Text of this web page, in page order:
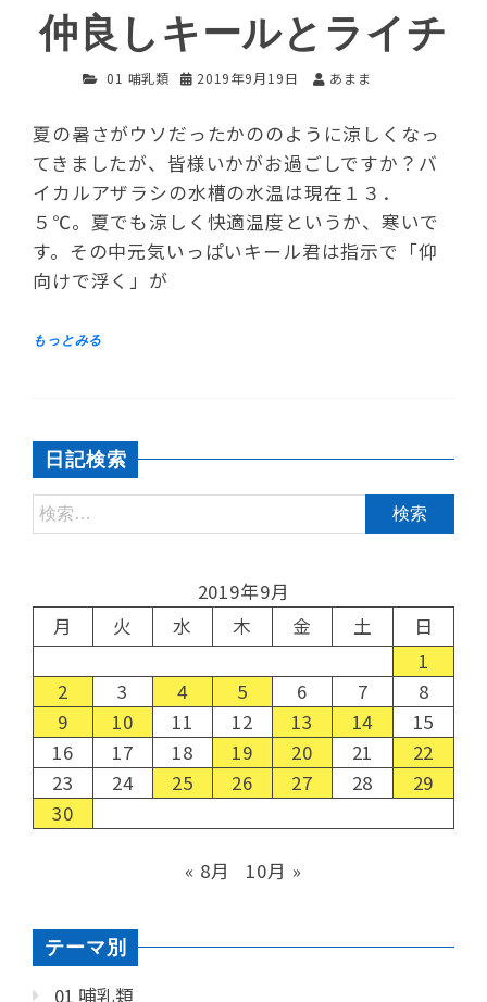
仲良しキールとライチ
01 哺乳類 2019年9月19日 あまま
夏の暑さがウソだったかののように涼しくなっ
てきましたが、皆様いかがお過ごしですか？バ
イカルアザラシの水槽の水温は現在１３．
５℃。夏でも涼しく快適温度というか、寒いで
す。その中元気いっぱいキール君は指示で「仰
向けで浮く」が
日記検索
2019年9月
月
火 水 木 金 土
日
1
2
3 4 5 6 7
8
9
10 11 12 13 14
15
16
17 18 19 20 21
22
23
24 25 26 27 28
29
30
« 8月 10月 »
テーマ別
01 哺乳類